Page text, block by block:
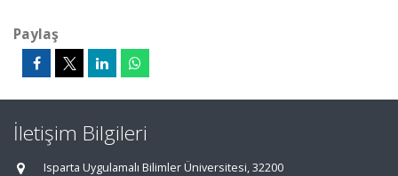
Paylaş
İletişim Bilgileri
Isparta Uygulamalı Bilimler Üniversitesi, 32200